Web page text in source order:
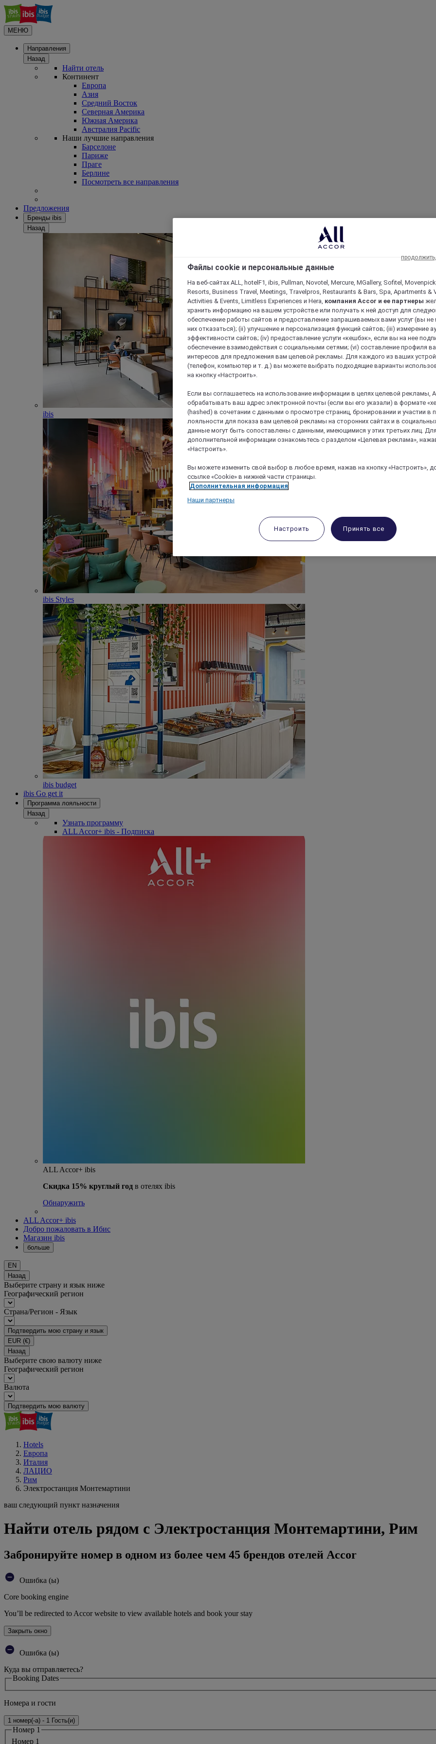
МЕНЮ
Направления
Назад
Найти отель
Континент
Европа
Азия
Средний Восток
Северная Америка
Южная Америка
Австралия Pacific
Наши лучшие направления
Барселоне
Париже
Праге
Берлине
Посмотреть все направления
Предложения
Бренды ibis
Назад
ibis
ibis Styles
ibis budget
ibis Go get it
Программа лояльности
Назад
Узнать программу
ALL Accor+ ibis - Подписка
ALL Accor+ ibis
Скидка 15% круглый год в отелях ibis
Обнаружить
ALL Accor+ ibis
Добро пожаловать в Ибис
Магазин ibis
больше
EN
Назад
Выберите страну и язык ниже
Географический регион
Страна/Регион - Язык
Подтвердить мою страну и язык
EUR (€)
Назад
Выберите свою валюту ниже
Географический регион
Валюта
Подтвердить мою валюту
Hotels
Европа
Италия
ЛАЦИО
Рим
Электростанция Монтемартини
ваш следующий пункт назначения
Найти отель рядом с Электростанция Монтемартини, Рим
Забронируйте номер в одном из более чем 45 брендов отелей Accor
Ошибка (ы)
Core booking engine
You’ll be redirected to Accor website to view available hotels and book your stay
Закрыть окно
Ошибка (ы)
Куда вы отправляетесь?
Booking Dates
Номера и гости
1 номер(-а) - 1 Гость(и)
Номер 1
Номер 1
Файлы cookie и персональные данные
На веб-сайтах ALL, hotelF1, ibis, Pullman, Novotel, Mercure, MGallery, Sofitel,
Resorts, Business Travel, Meetings, Travelpros, Restaurants & Bars, Spa, Apartments &
Activities & Events, Limitless Experiences и Hera, компания Accor и ее партнеры
хранить информацию на вашем устройстве или получать к ней доступ для
обеспечение работы сайтов и предоставление запрашиваемых вами услуг (вы
них отказаться); (ii) улучшение и персонализация функций сайтов; (iii) измерение
эффективности сайтов; (iv) предоставление услуги «кешбэк», если вы на нее
обеспечение взаимодействия с социальными сетями; (vi) составление профиля
интересов для предложения вам целевой рекламы. Для каждого из ваших
(телефон, компьютер и т. д.) вы можете выбрать подходящие варианты
на кнопку «Настроить».
Если вы соглашаетесь на использование информации в целях целевой рекламы,
обрабатывать ваш адрес электронной почты (если вы его указали) в формате
(hashed) в сочетании с данными о просмотре страниц, бронировании и участии в
лояльности для показа вам целевой рекламы на сторонних сайтах и в
данные могут быть сопоставлены с данными, имеющимися у этих третьих лиц.
дополнительной информации ознакомьтесь с разделом «Целевая реклама»,
«Настроить».
Вы можете изменить свой выбор в любое время, нажав на кнопку «Настроить»,
ссылке «Cookie» в нижней части страницы.
Дополнительная информация
Наши партнеры
Настроить Принять все